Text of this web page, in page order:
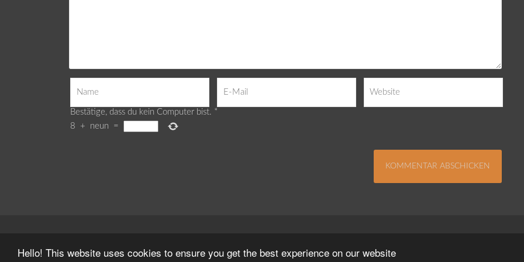
Hello! This website uses cookies to ensure you get the best experience on our website
Bestätige, dass du kein Computer bist. *
8
+ neun =